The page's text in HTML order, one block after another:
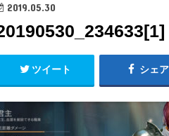
2019.05.30
ツイート シェア